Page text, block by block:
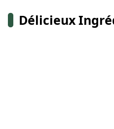
Délicieux